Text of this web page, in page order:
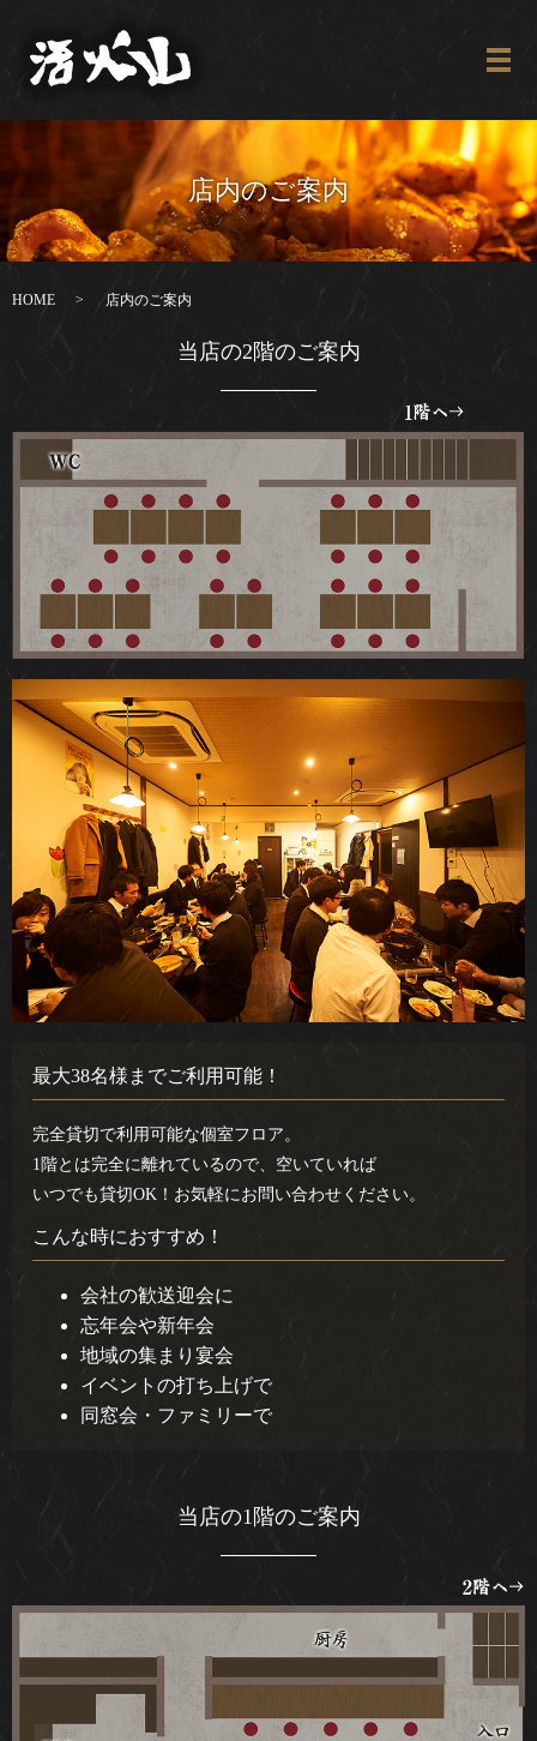
メ
店内のご案内
HOME 店内のご案内
当店の2階のご案内
最大38名様までご利用可能！
完全貸切で利用可能な個室フロア。
1階とは完全に離れているので、空いていれば
いつでも貸切OK！お気軽にお問い合わせください。
こんな時におすすめ！
会社の歓送迎会に
忘年会や新年会
地域の集まり宴会
イベントの打ち上げで
同窓会・ファミリーで
当店の1階のご案内